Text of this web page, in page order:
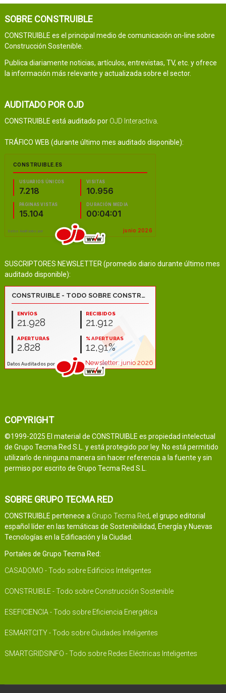
SOBRE CONSTRUIBLE
CONSTRUIBLE es el principal medio de comunicación on-line sobre
Construcción Sostenible.
Publica diariamente noticias, artículos, entrevistas, TV, etc. y ofrece
la información más relevante y actualizada sobre el sector.
AUDITADO POR OJD
CONSTRUIBLE está auditado por OJD Interactiva
TRÁFICO WEB (durante último mes auditado disponible):
SUSCRIPTORES NEWSLETTER (promedio diario durante último mes
auditado disponible):
COPYRIGHT
©1999-2025 El material de CONSTRUIBLE es propiedad intelectual
de Grupo Tecma Red S.L. y está protegido por ley. No está permitido
utilizarlo de ninguna manera sin hacer referencia a la fuente y sin
permiso por escrito de Grupo Tecma Red S.L.
SOBRE GRUPO TECMA RED
CONSTRUIBLE pertenece a Grupo Tecma Red, el grupo editorial
español líder en las temáticas de Sostenibilidad, Energía y Nuevas
Tecnologías en la Edificación y la Ciudad.
Portales de Grupo Tecma Red:
CASADOMO - Todo sobre Edificios Inteligentes
CONSTRUIBLE - Todo sobre Construcción Sostenible
ESEFICIENCIA - Todo sobre Eficiencia Energética
ESMARTCITY - Todo sobre Ciudades Inteligentes
SMARTGRIDSINFO - Todo sobre Redes Eléctricas Inteligentes